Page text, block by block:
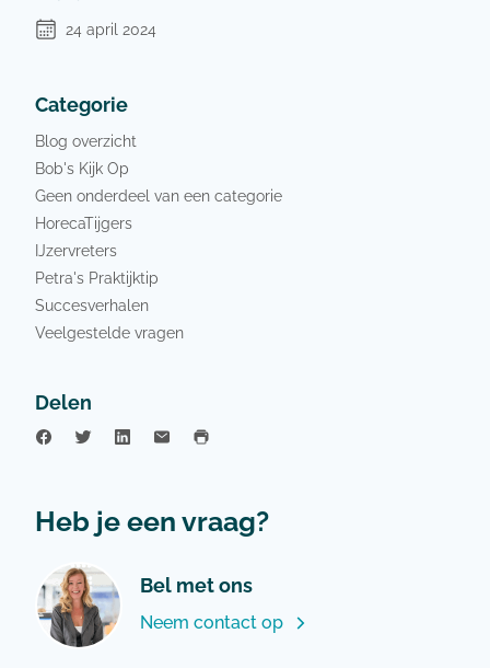
24 april 2024
Categorie
Blog overzicht
Bob's Kijk Op
Geen onderdeel van een categorie
HorecaTijgers
IJzervreters
Petra's Praktijktip
Succesverhalen
Veelgestelde vragen
Delen
Heb je een vraag?
Bel met ons
Neem contact op